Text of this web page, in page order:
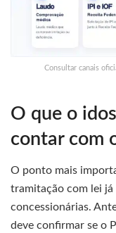
Consultar canais
O que o
contar com
O ponto mais
tramitação com lei
concessionárias.
deve confirmar se o